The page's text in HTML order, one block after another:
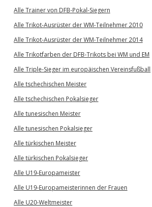
Alle Trainer von DFB-Pokal-Siegern
Alle Trikot-Ausrüster der WM-Teilnehmer 2010
Alle Trikot-Ausrüster der WM-Teilnehmer 2014
Alle Trikotfarben der DFB-Trikots bei WM und EM
Alle Triple-Sieger im europäischen Vereinsfußball
Alle tschechischen Meister
Alle tschechischen Pokalsieger
Alle tunesischen Meister
Alle tunesischen Pokalsieger
Alle türkischen Meister
Alle türkischen Pokalsieger
Alle U19-Europameister
Alle U19-Europameisterinnen der Frauen
Alle U20-Weltmeister